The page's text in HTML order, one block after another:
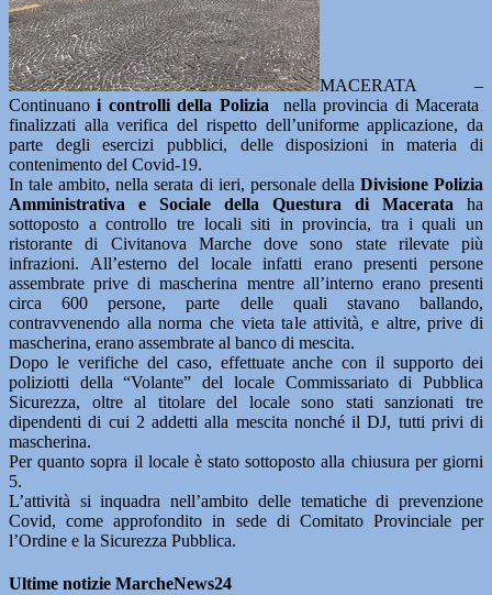
MACERATA –
Continuanoi controlli della Polizia
nella provincia di Macerata
finalizzati alla verifica del rispetto dell’uniforme applicazione, da
parte degli esercizi pubblici, delle disposizioni in materia di
contenimento del Covid-19.
In tale ambito, nella serata di ieri, personale della Divisione Polizia
Amministrativa e Sociale della Questura di Macerata ha
sottoposto a controllo tre locali siti in provincia, tra i quali un
ristorante di Civitanova Marche dove sono state rilevate più
infrazioni. All’esterno del locale infatti erano presenti persone
assembrate prive di mascherina mentre all’interno erano presenti
circa 600 persone, parte delle quali stavano ballando,
contravvenendo alla norma che vieta tale attività, e altre, prive di
mascherina, erano assembrate al banco di mescita.
Dopo le verifiche del caso, effettuate anche con il supporto dei
poliziotti della “Volante” del locale Commissariato di Pubblica
Sicurezza, oltre al titolare del locale sono stati sanzionati tre
dipendenti di cui 2 addetti alla mescita nonché il DJ, tutti privi di
mascherina.
Per quanto sopra il locale è stato sottoposto alla chiusura per giorni
5.
L’attività si inquadra nell’ambito delle tematiche di prevenzione
Covid, come approfondito in sede di Comitato Provinciale per
l’Ordine e la Sicurezza Pubblica.
Ultime notizie MarcheNews24